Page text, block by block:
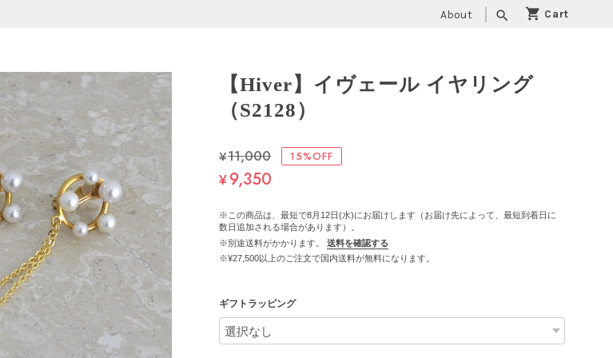
About search
【Hiver】イヴェール イヤリング
（S2128）
¥11,000 15%OFF
¥9,350
※この商品は、最短で8月12日(水)にお届けします（お届け先によって、最短到着日に
数日追加される場合があります）。
※別途送料がかかります。
送料を確認する
※¥27,500以上のご注文で国内送料が無料になります。
ギフトラッピング